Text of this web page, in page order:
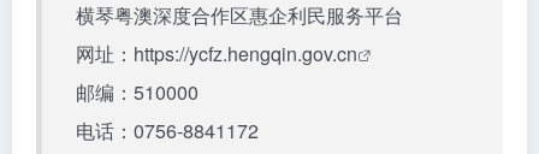
横琴粤澳深度合作区惠企利民服务平台
网址： https://ycfz.hengqin.gov.cn
邮编：510000
电话：0756-8841172